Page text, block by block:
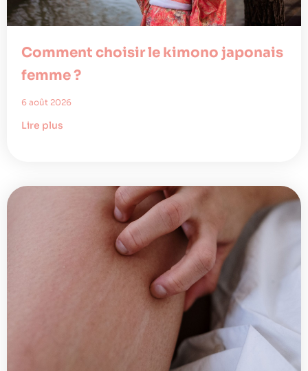
Comment choisir le kimono japonais
femme ?
6 août 2026
Lire plus